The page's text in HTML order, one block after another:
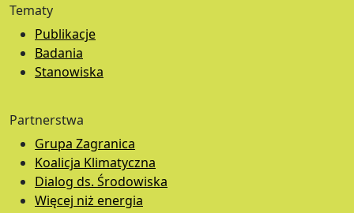
Tematy
Publikacje
Badania
Stanowiska
Partnerstwa
Grupa Zagranica
Koalicja Klimatyczna
Dialog ds. Środowiska
Więcej niż energia